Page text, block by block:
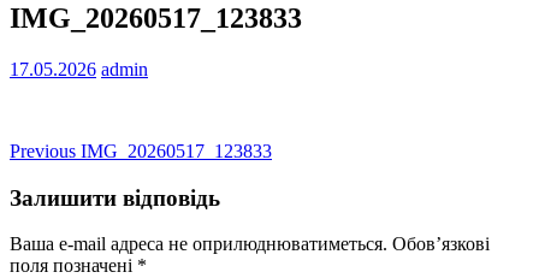
IMG_20260517_123833
17.05.2026 admin
Навігація
записів
Previous Previous
IMG_20260517_123833
Залишити відповідь
Ваша e-mail адреса не оприлюднюватиметься. Обов’язкові
поля позначені *